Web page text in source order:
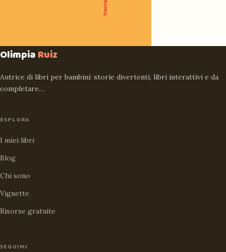
OlimpiaRuiz
Autrice di libri per bambini: storie divertenti, libri interattivi e da
completare…
ESPLORA
I miei libri
Blog
Chi sono
Vignette
Risorse gratuite
SEGUIMI